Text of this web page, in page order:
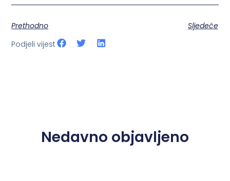
Prethodno
Sljedeće
Podjeli vijest
Nedavno objavljeno